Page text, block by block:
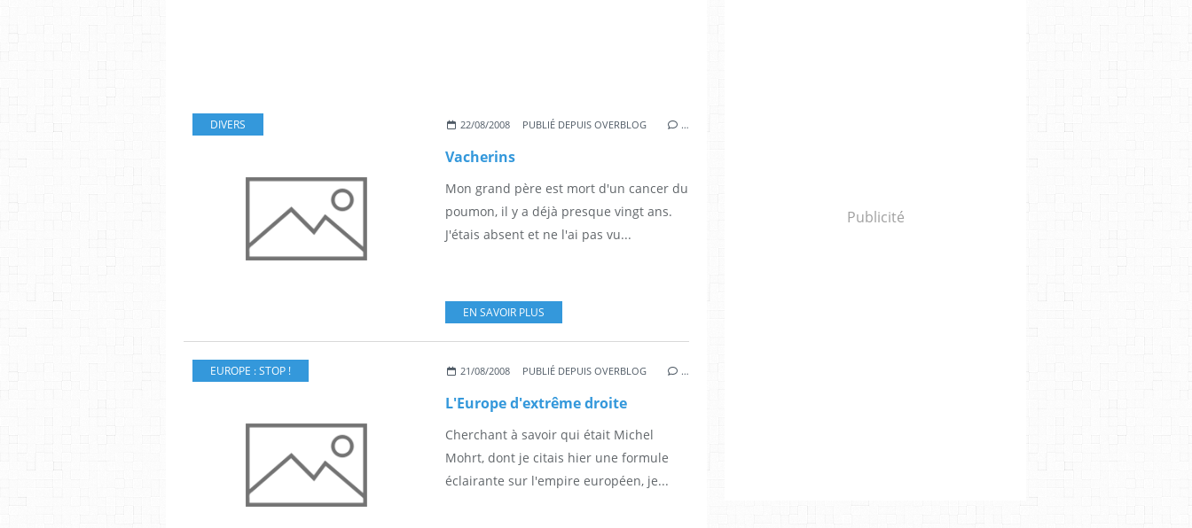
DIVERS 22/08/2008 PUBLIÉ DEPUIS OVERBLOG …
Vacherins
Mon grand père est mort d'un cancer du
poumon, il y a déjà presque vingt ans.
J'étais absent et ne l'ai pas vu...
EN SAVOIR PLUS
EUROPE : STOP ! 21/08/2008 PUBLIÉ DEPUIS OVERBLOG …
L'Europe d'extrême droite
Cherchant à savoir qui était Michel
Mohrt, dont je citais hier une formule
éclairante sur l'empire européen, je...
Publicité